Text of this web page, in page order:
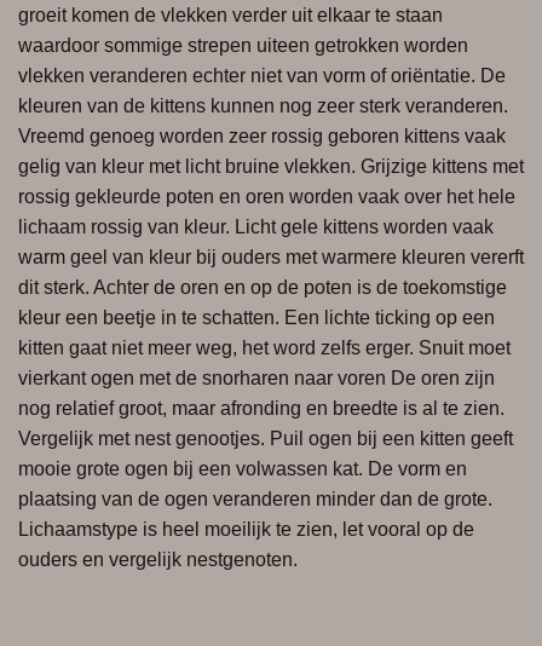
groeit komen de vlekken verder uit elkaar te staan
waardoor sommige strepen uiteen getrokken worden
vlekken veranderen echter niet van vorm of oriëntatie. De
kleuren van de kittens kunnen nog zeer sterk veranderen.
Vreemd genoeg worden zeer rossig geboren kittens vaak
gelig van kleur met licht bruine vlekken. Grijzige kittens met
rossig gekleurde poten en oren worden vaak over het hele
lichaam rossig van kleur. Licht gele kittens worden vaak
warm geel van kleur bij ouders met warmere kleuren vererft
dit sterk. Achter de oren en op de poten is de toekomstige
kleur een beetje in te schatten. Een lichte ticking op een
kitten gaat niet meer weg, het word zelfs erger. Snuit moet
vierkant ogen met de snorharen naar voren De oren zijn
nog relatief groot, maar afronding en breedte is al te zien.
Vergelijk met nest genootjes. Puil ogen bij een kitten geeft
mooie grote ogen bij een volwassen kat. De vorm en
plaatsing van de ogen veranderen minder dan de grote.
Lichaamstype is heel moeilijk te zien, let vooral op de
ouders en vergelijk nestgenoten.